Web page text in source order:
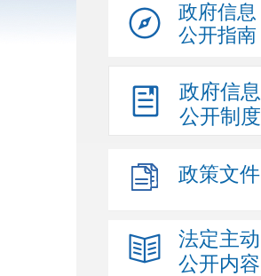
政府信息
公开指南
政府信息
公开制度
政策文件
法定主动
公开内容